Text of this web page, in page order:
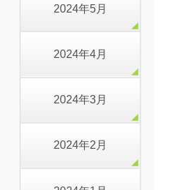
2024年5月
2024年4月
2024年3月
2024年2月